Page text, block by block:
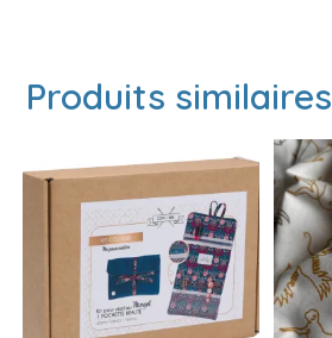
Produits similaires